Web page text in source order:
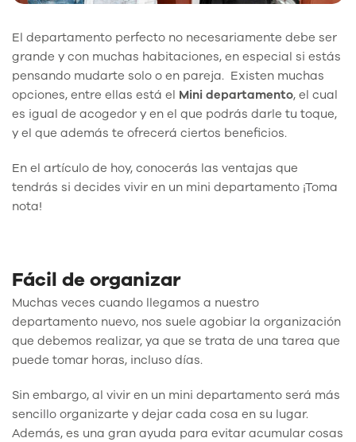
El departamento perfecto no necesariamente debe ser
grande y con muchas habitaciones, en especial si estás
pensando mudarte solo o en pareja. Existen muchas
opciones, entre ellas está el Mini departamento, el cual
es igual de acogedor y en el que podrás darle tu toque,
y el que además te ofrecerá ciertos beneficios.
En el artículo de hoy, conocerás las ventajas que
tendrás si decides vivir en un mini departamento ¡Toma
nota!
Fácil de organizar
Muchas veces cuando llegamos a nuestro
departamento nuevo, nos suele agobiar la organización
que debemos realizar, ya que se trata de una tarea que
puede tomar horas, incluso días.
Sin embargo, al vivir en un mini departamento será más
sencillo organizarte y dejar cada cosa en su lugar.
Además, es una gran ayuda para evitar acumular cosas